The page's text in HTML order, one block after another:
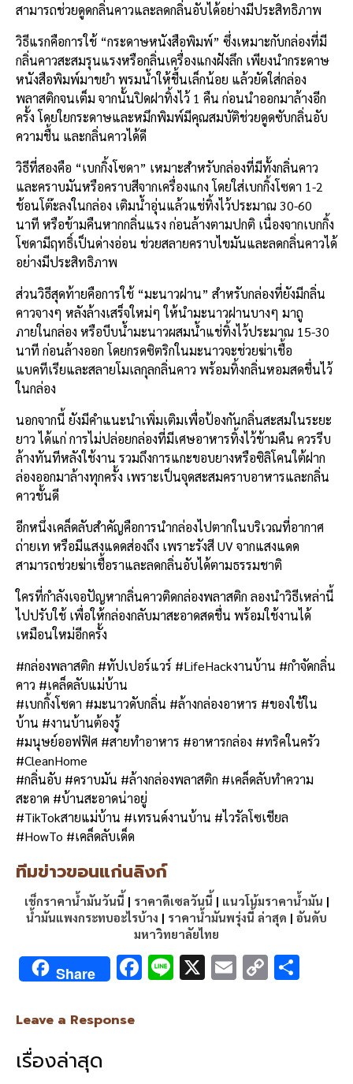
สามารถช่วยดูดกลิ่นคาวและลดกลิ่นอับได้อย่างมีประสิทธิภาพ
วิธีแรกคือการใช้ “กระดาษหนังสือพิมพ์” ซึ่งเหมาะกับกล่องที่มี
กลิ่นคาวสะสมรุนแรงหรือกลิ่นเครื่องแกงฝังลึก เพียงนำกระดาษ
หนังสือพิมพ์มาขยำ พรมน้ำให้ชื้นเล็กน้อย แล้วยัดใส่กล่อง
พลาสติกจนเต็ม จากนั้นปิดฝาทิ้งไว้ 1 คืน ก่อนนำออกมาล้างอีก
ครั้ง โดยใยกระดาษและหมึกพิมพ์มีคุณสมบัติช่วยดูดซับกลิ่นอับ
ความชื้น และกลิ่นคาวได้ดี
วิธีที่สองคือ “เบกกิ้งโซดา” เหมาะสำหรับกล่องที่มีทั้งกลิ่นคาว
และคราบมันหรือคราบสีจากเครื่องแกง โดยใส่เบกกิ้งโซดา 1-2
ช้อนโต๊ะลงในกล่อง เติมน้ำอุ่นแล้วแช่ทิ้งไว้ประมาณ 30-60
นาที หรือข้ามคืนหากกลิ่นแรง ก่อนล้างตามปกติ เนื่องจากเบกกิ้ง
โซดามีฤทธิ์เป็นด่างอ่อน ช่วยสลายคราบไขมันและลดกลิ่นคาวได้
อย่างมีประสิทธิภาพ
ส่วนวิธีสุดท้ายคือการใช้ “มะนาวฝาน” สำหรับกล่องที่ยังมีกลิ่น
คาวจางๆ หลังล้างเสร็จใหม่ๆ ให้นำมะนาวฝานบางๆ มาถู
ภายในกล่อง หรือบีบน้ำมะนาวผสมน้ำแช่ทิ้งไว้ประมาณ 15-30
นาที ก่อนล้างออก โดยกรดซิตริกในมะนาวจะช่วยฆ่าเชื้อ
แบคทีเรียและสลายโมเลกุลกลิ่นคาว พร้อมทิ้งกลิ่นหอมสดชื่นไว้
ในกล่อง
นอกจากนี้ ยังมีคำแนะนำเพิ่มเติมเพื่อป้องกันกลิ่นสะสมในระยะ
ยาว ได้แก่ การไม่ปล่อยกล่องที่มีเศษอาหารทิ้งไว้ข้ามคืน ควรรีบ
ล้างทันทีหลังใช้งาน รวมถึงการแกะขอบยางหรือซิลิโคนใต้ฝาก
ล่องออกมาล้างทุกครั้ง เพราะเป็นจุดสะสมคราบอาหารและกลิ่น
คาวชั้นดี
อีกหนึ่งเคล็ดลับสำคัญคือการนำกล่องไปตากในบริเวณที่อากาศ
ถ่ายเท หรือมีแสงแดดส่องถึง เพราะรังสี UV จากแสงแดด
สามารถช่วยฆ่าเชื้อราและลดกลิ่นอับได้ตามธรรมชาติ
ใครที่กำลังเจอปัญหากลิ่นคาวติดกล่องพลาสติก ลองนำวิธีเหล่านี้
ไปปรับใช้ เพื่อให้กล่องกลับมาสะอาดสดชื่น พร้อมใช้งานได้
เหมือนใหม่อีกครั้ง
#กล่องพลาสติก #ทัปเปอร์แวร์ #LifeHackงานบ้าน #กำจัดกลิ่น
คาว #เคล็ดลับแม่บ้าน
#เบกกิ้งโซดา #มะนาวดับกลิ่น #ล้างกล่องอาหาร #ของใช้ใน
บ้าน #งานบ้านต้องรู้
#มนุษย์ออฟฟิศ #สายทำอาหาร #อาหารกล่อง #ทริคในครัว
#CleanHome
#กลิ่นอับ #คราบมัน #ล้างกล่องพลาสติก #เคล็ดลับทำความ
สะอาด #บ้านสะอาดน่าอยู่
#TikTokสายแม่บ้าน #เทรนด์งานบ้าน #ไวรัลโซเชียล
#HowTo #เคล็ดลับเด็ด
ทีมข่าวขอนแก่นลิงก์
เช็กราคาน้ำมันวันนี้ | ราคาดีเซลวันนี้ | แนวโน้มราคาน้ำมัน |
น้ำมันแพงกระทบอะไรบ้าง | ราคาน้ำมันพรุ่งนี้ ล่าสุด | อันดับ
มหาวิทยาลัยไทย
Share F Li X E C
Leave a Response
เรื่องล่าสุด